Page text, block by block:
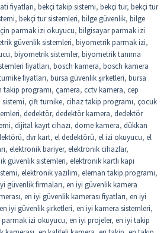
fiyatları, bekçi takip sistemi, bekçi tur, bekçi tur
, bekçi tur sistemleri, bilge güvenlik, bilge
parmak izi okuyucu, bilgisayar parmak izi
güvenlik sistemleri, biyometrik parmak izi,
, biyometrik sistemler, biyometrik tanıma
fiyatları, bosch kamera, bosch kamera
fiyatları, bursa güvenlik şirketleri, bursa
takip programı, çamera, cctv kamera, cep
, çift turnike, cihaz takip programı, çocuk
, dedektör, dedektör kamera, dedektör
, dijital kayıt cihazı, dome kamera, dükkan
, dvr kart, el dedektörü, el izi okuyucu, el
, elektronik bariyer, elektronik cihazlar,
güvenlik sistemleri, elektronik kartlı kapı
, elektronik yazılım, eleman takip programı,
güvenlik firmaları, en iyi güvenlik kamera
, en iyi güvenlik kamerası fiyatları, en iyi
en iyi güvenlik şirketleri, en iyi kamera sistemleri,
parmak izi okuyucu, en iyi projeler, en iyi takip